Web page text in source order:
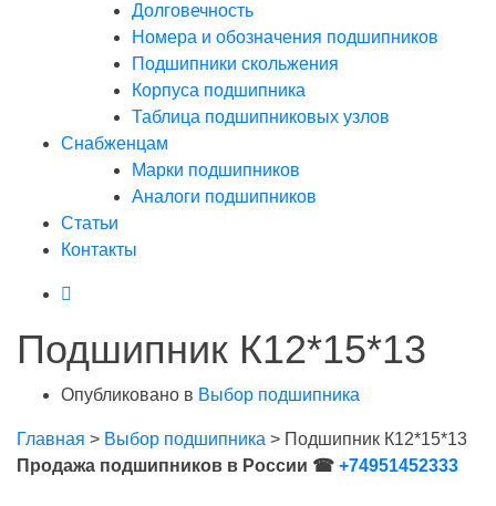
Долговечность
Номера и обозначения подшипников
Подшипники скольжения
Корпуса подшипника
Таблица подшипниковых узлов
Снабженцам
Марки подшипников
Аналоги подшипников
Статьи
Контакты
Подшипник К12*15*13
Опубликовано в Выбор подшипника
Главная > Выбор подшипника > Подшипник К12*15*13
Продажа подшипников в России ☎ +74951452333